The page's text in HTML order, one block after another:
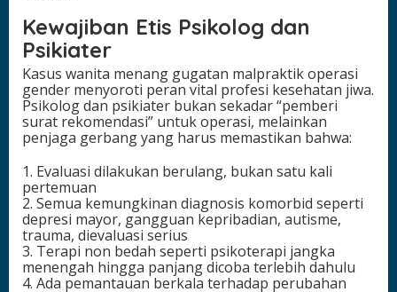
Kewajiban Etis Psikolog dan
Psikiater
Kasus wanita menang gugatan malpraktik operasi
gender menyoroti peran vital profesi kesehatan jiwa.
Psikolog dan psikiater bukan sekadar “pemberi
surat rekomendasi” untuk operasi, melainkan
penjaga gerbang yang harus memastikan bahwa:
1. Evaluasi dilakukan berulang, bukan satu kali
pertemuan
2. Semua kemungkinan diagnosis komorbid seperti
depresi mayor, gangguan kepribadian, autisme,
trauma, dievaluasi serius
3. Terapi non bedah seperti psikoterapi jangka
menengah hingga panjang dicoba terlebih dahulu
4. Ada pemantauan berkala terhadap perubahan